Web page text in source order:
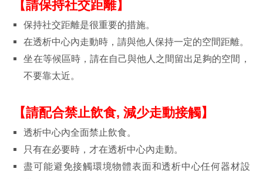
【請保持社交距離】
保持社交距離是很重要的措施。
在透析中心內走動時，請與他人保持一定的空間距離。
坐在等候區時，請在自己與他人之間留出足夠的空間，
不要靠太近。
【請配合禁止飲食, 減少走動接觸】
透析中心內全面禁止飲食。
只有在必要時，才在透析中心內走動。
盡可能避免接觸環境物體表面和透析中心任何器材設